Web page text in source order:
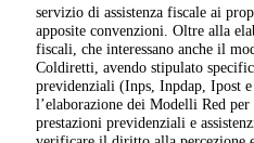
servizio di assistenza fiscale ai
apposite convenzioni. Oltre alla
fiscali, che interessano anche il
Coldiretti, avendo stipulato
previdenziali (Inps, Inpdap, Ipost
l’elaborazione dei Modelli Red
prestazioni previdenziali e